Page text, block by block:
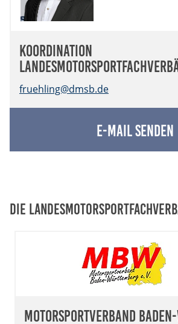
Koordination
fruehling@dmsb.de
E-Mail senden
Die
Motorsportverband